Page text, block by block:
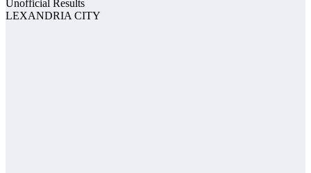
Unofficial Results
LEXANDRIA CITY